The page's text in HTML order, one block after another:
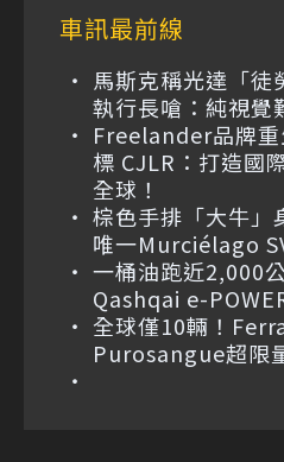
車訊最前線
馬斯克稱光達「
執行長嗆：純視覺
Freelander品牌重
標 CJLR：打造國
全球！
棕色手排「大牛」
唯一Murciélago
一桶油跑近2,000
Qashqai e-
全球僅10輛！
Purosangue超限